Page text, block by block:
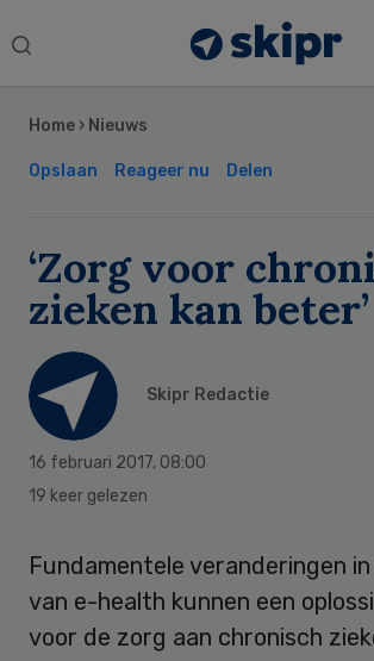
Search
Home › Nieuws
Opslaan Reageer nu Delen
‘Zorg voor
zieken kan beter’
Skipr Redactie
16 februari 2017, 08:00
19 keer gelezen
Fundamentele veranderingen
van e-health kunnen een
voor de zorg aan chronisch
Sidebar